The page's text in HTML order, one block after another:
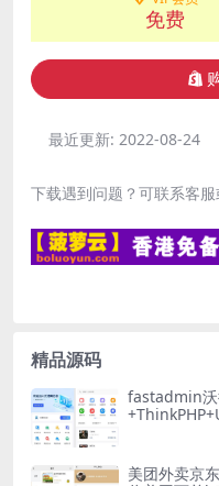
免费
最近更新: 2022-08-24
下载遇到问题？可联系客
精品源码
fastadmin沃
美团外卖京